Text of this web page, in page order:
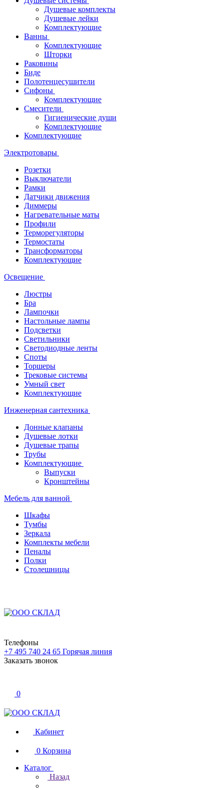
Душевые комплекты
Душевые лейки
Комплектующие
Ванны
Комплектующие
Шторки
Раковины
Биде
Полотенцесушители
Сифоны
Комплектующие
Смесители
Гигиенические души
Комплектующие
Комплектующие
Электротовары
Розетки
Выключатели
Рамки
Датчики движения
Диммеры
Нагревательные маты
Профили
Терморегуляторы
Термостаты
Трансформаторы
Комплектующие
Освещение
Люстры
Бра
Лампочки
Настольные лампы
Подсветки
Светильники
Светодиодные ленты
Споты
Торшеры
Трековые системы
Умный свет
Комплектующие
Инженерная сантехника
Донные клапаны
Душевые лотки
Душевые трапы
Трубы
Комплектующие
Выпуски
Кронштейны
Мебель для ванной
Шкафы
Тумбы
Зеркала
Комплекты мебели
Пеналы
Полки
Столешницы
Телефоны
+7 495 740 24 65 Горячая линия
Заказать звонок
0
Кабинет
0 Корзина
Каталог
Назад